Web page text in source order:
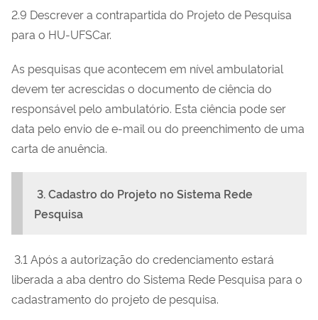
2.9 Descrever a contrapartida do Projeto de Pesquisa
para o HU-UFSCar.
As pesquisas que acontecem em nível ambulatorial
devem ter acrescidas o documento de ciência do
responsável pelo ambulatório. Esta ciência pode ser
data pelo envio de e-mail ou do preenchimento de uma
carta de anuência.
3. Cadastro do Projeto no Sistema Rede
Pesquisa
3.1 Após a autorização do credenciamento estará
liberada a aba dentro do Sistema Rede Pesquisa para o
cadastramento do projeto de pesquisa.